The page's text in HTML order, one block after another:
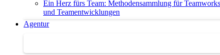
Ein Herz fürs Team: Methodensammlung für
und Teamentwicklungen
Agentur